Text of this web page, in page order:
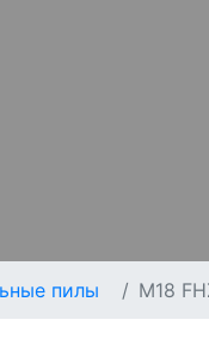
пилы M18